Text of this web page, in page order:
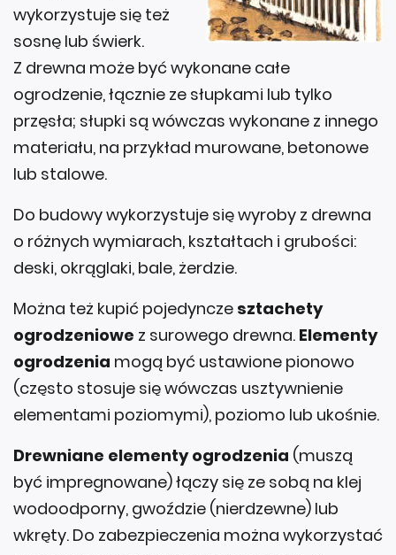
wykorzystuje się też
sosnę lub świerk.
Z drewna może być wykonane całe
ogrodzenie, łącznie ze słupkami lub tylko
przęsła; słupki są wówczas wykonane z innego
materiału, na przykład murowane, betonowe
lub stalowe.
Do budowy wykorzystuje się wyroby z drewna
o różnych wymiarach, kształtach i grubości:
deski, okrąglaki, bale, żerdzie.
Można też kupić pojedyncze sztachety
ogrodzeniowe z surowego drewna. Elementy
ogrodzenia mogą być ustawione pionowo
(często stosuje się wówczas usztywnienie
elementami poziomymi), poziomo lub ukośnie.
Drewniane elementy ogrodzenia (muszą
być impregnowane) łączy się ze sobą na klej
wodoodporny, gwoździe (nierdzewne) lub
wkręty. Do zabezpieczenia można wykorzystać